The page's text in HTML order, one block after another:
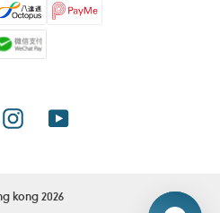
方
式
InstagramYouTube
kong2026